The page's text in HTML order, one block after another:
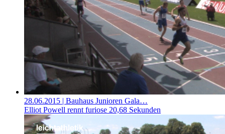
28.06.2015 | Bauhaus Junioren Gala…
Elliot Powell rennt furiose 20,68 Sekunden